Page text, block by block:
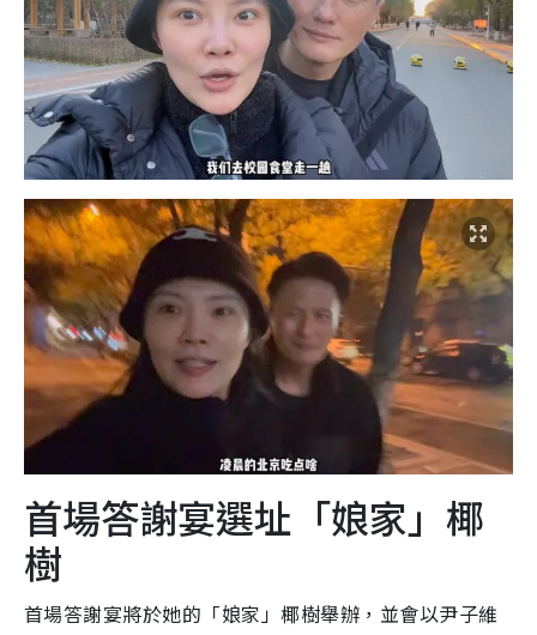
首場答謝宴選址「娘家」椰
樹
首場答謝宴將於她的「娘家」椰樹舉辦，並會以尹子維